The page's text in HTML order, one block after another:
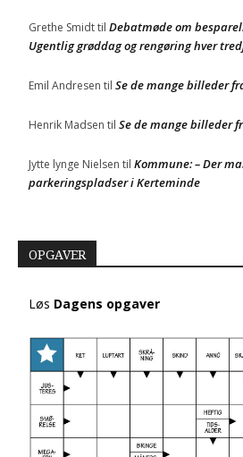
Grethe Smidttil Debatmøde om
Ugentlig grøddag og rengøring hver
Emil Andresen til Se de mange billeder
Henrik Madsen til Se de mange billeder
Jytte lynge Nielsen til Kommune: – Der
parkeringspladser i Kerteminde
OPGAVER
Løs Dagens opgaver